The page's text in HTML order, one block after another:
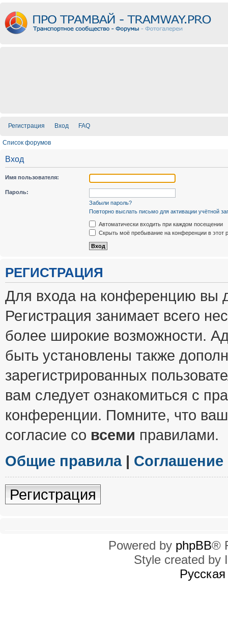
Регистрация Вход FAQ
Список форумов
Вход
Имя пользователя:
Пароль:
Забыли пароль?
Повторно выслать письмо для активации учётной
Автоматически входить при каждом посещении
Скрыть моё пребывание на конференции в этот
РЕГИСТРАЦИЯ
Для входа на конференцию вы
Регистрация занимает всего
более широкие возможности.
быть установлены также
зарегистрированных
вам следует ознакомиться с
конференции. Помните, что
согласие со всеми правилами.
Общие правила|
Регистрация
Powered by phpBB®
Style created by